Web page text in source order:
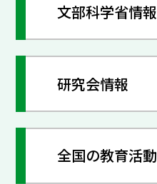
文部科学省情報
研究会情報
全国の教育活動